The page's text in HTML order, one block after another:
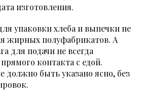
изготовления.
упаковки хлеба и выпечки не
жирных полуфабрикатов. А
для подачи не всегда
контакта с едой.
должно быть указано ясно, без